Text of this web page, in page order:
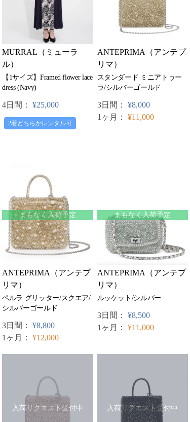
MURRAL（ミューラ
ル）
【1サイズ】Framed flower lace
dress (Navy)
4日間： ¥25,000
2着どちらかレンタル可
ANTEPRIMA（アンテプ
リマ）
スタンダード ミニアトゥー
ラ/シルバーゴールド
3日間： ¥8,000
1ヶ月： ¥11,000
まもなく入荷予定
ANTEPRIMA（アンテプ
リマ）
ペルラ グリッター/スクエア/
シルバーゴールド
3日間： ¥8,800
1ヶ月： ¥12,000
まもなく入荷予定
ANTEPRIMA（アンテプ
リマ）
ルッケット/シルバー
3日間： ¥8,500
1ヶ月： ¥11,000
入荷リクエスト受付中 入荷リクエスト受付中